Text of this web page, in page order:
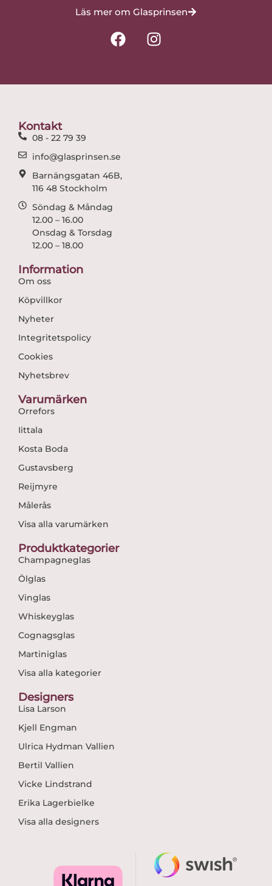
Läs mer om Glasprinsen
F
a
I
n
Kontakt
08 - 22 79 39
info@glasprinsen.se
Barnängsgatan 46B,
116 48 Stockholm
Söndag & Måndag
12.00 – 16.00
Onsdag & Torsdag
12.00 – 18.00
Information
Om oss
Köpvillkor
Nyheter
Integritetspolicy
Cookies
Nyhetsbrev
Varumärken
Orrefors
Iittala
Kosta Boda
Gustavsberg
Reijmyre
Målerås
Visa alla varumärken
Produktkategorier
Champagneglas
Ölglas
Vinglas
Whiskeyglas
Cognagsglas
Martiniglas
Visa alla kategorier
Designers
Lisa Larson
Kjell Engman
Ulrica Hydman Vallien
Bertil Vallien
Vicke Lindstrand
Erika Lagerbielke
Visa alla designers